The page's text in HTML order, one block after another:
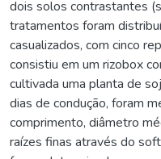
dois solos contrastantes
tratamentos foram
casualizados, com cinco
consistiu em um rizobox
cultivada uma planta de
dias de condução, foram
comprimento, diâmetro
raízes finas através do